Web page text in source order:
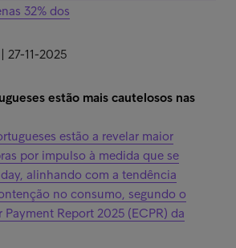
32% dos
27-11-2025
estão mais cautelosos nas
estão a revelar maior
por impulso à medida que se
alinhando com a tendência
no consumo, segundo o
Report 2025 (ECPR) da